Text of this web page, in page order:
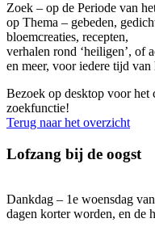
Zoek – op de Periode van
op Thema – gebeden,
bloemcreaties, recepten,
verhalen rond ‘heiligen’, of
en meer, voor iedere tijd van
Bezoek op desktop voor het
zoekfunctie!
Terug naar het overzicht
Lofzang bij de oogst
Dankdag – 1e woensdag
dagen korter worden, en de